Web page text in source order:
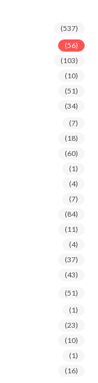
(537)
(56)
(103)
(10)
(51)
(34)
(7)
(18)
(60)
(1)
(4)
(7)
(84)
(11)
(4)
(37)
(43)
(51)
(1)
(23)
(10)
(1)
(16)